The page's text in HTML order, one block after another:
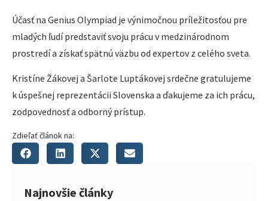
Účasť na Genius Olympiad je výnimočnou príležitosťou pre
mladých ľudí predstaviť svoju prácu v medzinárodnom
prostredí a získať spätnú väzbu od expertov z celého sveta.
Kristíne Žákovej a Šarlote Luptákovej srdečne gratulujeme
k úspešnej reprezentácii Slovenska a ďakujeme za ich prácu,
zodpovednosť a odborný prístup.
Zdieľať článok na:
Najnovšie články